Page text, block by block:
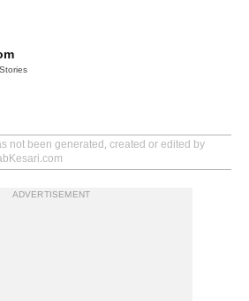
Stories
not been generated, created or edited by
ADVERTISEMENT